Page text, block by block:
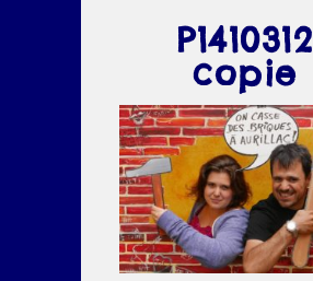
P1410312
copie